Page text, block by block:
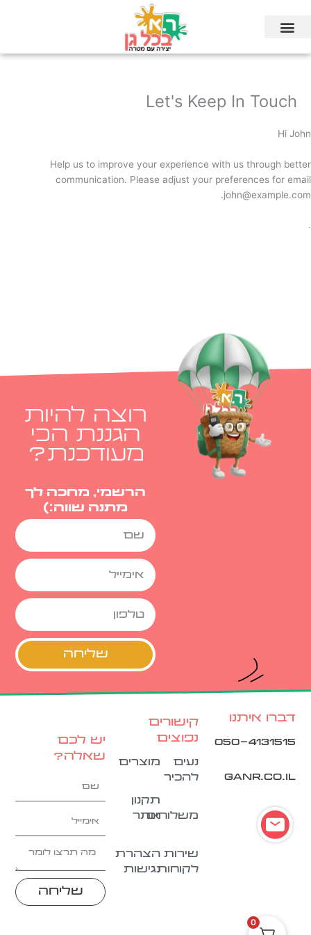
לתוכן
Let's Keep In Touch
Hi John
Help us to improve your experience with us through better
communication. Please adjust your preferences for email
john@example.com
.
.
רוצה להיות
הגננת הכי
מעודכנת?
הרשמי, מחכה לך
מתנה שווה:)
שליחה
דברו איתנו
050-4131515
ganr.co.il
קישורים
נפוצים
נעים
להכיר
משלוחים
שירות
לקוחות
מוצרים
תקנון
אתר
הצהרת
נגישות
יש לכם
שאלה?
שליחה
0